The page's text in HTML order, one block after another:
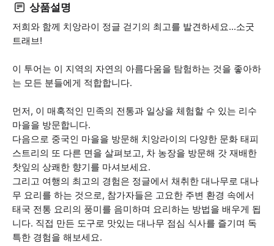
상품설명
저희와 함께 치앙라이 정글 걷기의 최고를 발견하세요...소굿
트래브!
이 투어는 이 지역의 자연의 아름다움을 탐험하는 것을 좋아하
는 모든 분들에게 적합합니다.
먼저, 이 매혹적인 민족의 전통과 일상을 체험할 수 있는 리수
마을을 방문합니다.
다음으로 중국인 마을을 방문해 치앙라이의 다양한 문화 태피
스트리의 또 다른 면을 살펴보고, 차 농장을 방문해 갓 재배한
찻잎의 상쾌한 향기를 마셔보세요.
그리고 여행의 최고의 경험은 정글에서 채취한 대나무로 대나
무 요리를 하는 것으로, 참가자들은 고요한 주변 환경 속에서
태국 전통 요리의 풍미를 음미하며 요리하는 방법을 배우게 됩
니다. 직접 만든 도구로 맛있는 대나무 점심 식사를 즐기며 독
특한 경험을 해보세요.